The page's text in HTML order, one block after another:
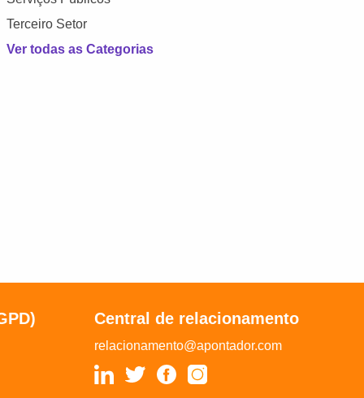
Terceiro Setor
Ver todas as Categorias
Central de relacionamento
relacionamento@apontador.com